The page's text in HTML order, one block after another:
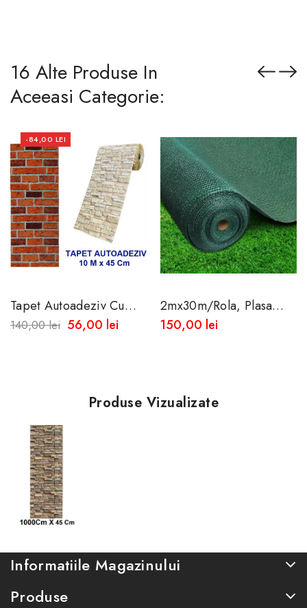
16 Alte Produse In
Aceeasi Categorie:
-84,00 LEI
Tapet Autoadeziv Cu
Aspect De Caramida 10
Metri X45 Cm -Rezistent
140,00 lei 56,00 lei
2mx30m/rola, Plasa
Opaca De Umbrire 85%
150,00 lei
Produse Vizualizate
Informatiile Magazinului
Produse